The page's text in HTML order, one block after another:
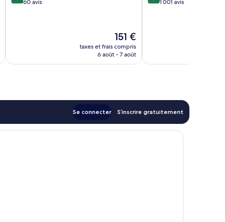
sur 60 avis
Le
nouveau
prix
151 €
taxes et frais compris
6 août - 7 août
sur 1 001 avis
Se connecter S’inscrire gratuitement